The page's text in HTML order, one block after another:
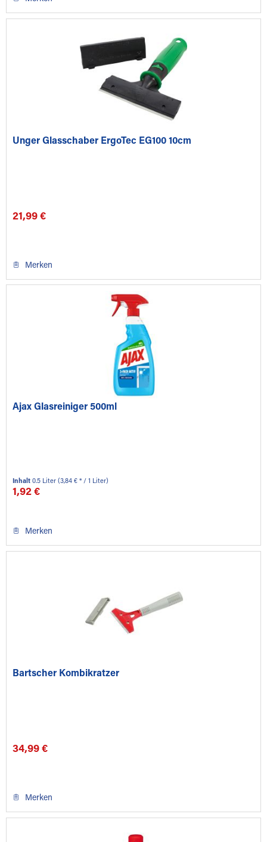
Unger Glasschaber ErgoTec EG100 10cm
21,99 €
Merken
Ajax Glasreiniger 500ml
Inhalt0.5 Liter(3,84 € * / 1 Liter)
1,92 €
Merken
Bartscher Kombikratzer
34,99 €
Merken